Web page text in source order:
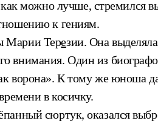
можно лучше, стремился
к гениям.
Марии Терезии. Она
внимания. Один из
ворона». К тому же юноша
в косичку.
сюртук, оказался